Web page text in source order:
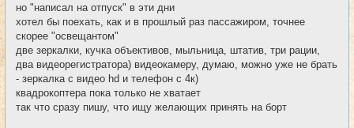
и
но "написал на отпуск" в эти дни
хотел бы поехать, как и в прошлый раз пассажиром, точнее
скорее "освещантом"
две зеркалки, кучка объективов, мыльница, штатив, три рации,
два видеорегистратора) видеокамеру, думаю, можно уже не брать
- зеркалка с видео hd и телефон с 4к)
квадрокоптера пока только не хватает
так что сразу пишу, что ищу желающих принять на борт